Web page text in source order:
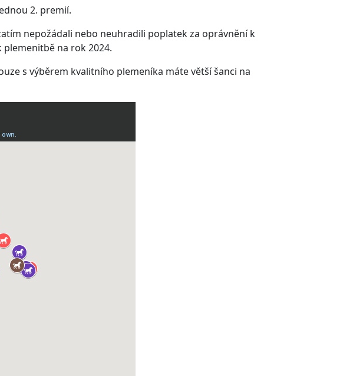
2. premií.
nepožádali nebo neuhradili poplatek za oprávnění k
na rok 2024.
s výběrem kvalitního plemeníka máte větší šanci na